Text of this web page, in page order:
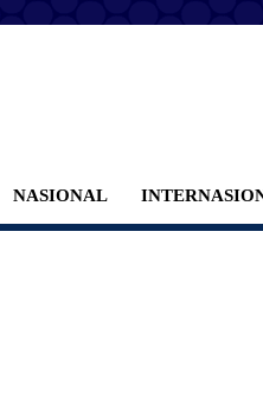
NASIONAL